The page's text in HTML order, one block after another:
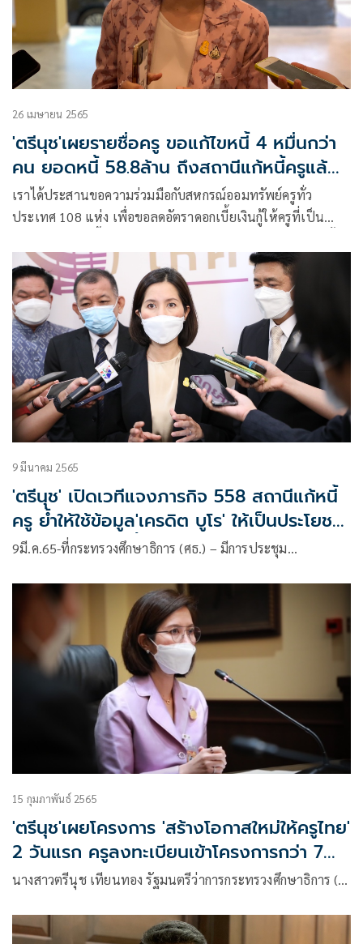
26 เมษายน 2565
'ตรีนุช'เผยรายชื่อครู ขอแก้ไขหนี้ 4 หมื่นกว่า
คน ยอดหนี้ 58.8ล้าน ถึงสถานีแก้หนี้ครูแล้ว
เร่งประสานสถาบันการเงินช่วยเหลือ
เราได้ประสานขอความร่วมมือกับสหกรณ์ออมทรัพย์ครูทั่ว
ประเทศ 108 แห่ง เพื่อขอลดอัตราดอกเบี้ยเงินกู้ให้ครูที่เป็น
สิ้น 70 แห่ง สามารถลดดอกเบี้ยลงได้ระหว่างร้อยละ 0.05-1.0 มี
ครูที่ได้รับผลประโยชน์ 463,072 ราย สามารถส่งเงินคืนกลับเข้า
กระเป๋าคุณครู 2,262 ล้านบาท
9 มีนาคม 2565
'ตรีนุช' เปิดเวทีแจงภารกิจ 558 สถานีแก้หนี้
ครู ย้ำให้ใช้ข้อมูล'เครดิต บูโร' ให้เป็นประโยชน์
ควบคุมการก่อหนี้ ไม่เกิน70% ของรายได้
9มี.ค.65-ที่กระทรวงศึกษาธิการ (ศธ.) – มีการประชุม…
15 กุมภาพันธ์ 2565
'ตรีนุช'เผยโครงการ 'สร้างโอกาสใหม่ให้ครูไทย'
2 วันแรก ครูลงทะเบียนเข้าโครงการกว่า 7
พันราย
นางสาวตรีนุช เทียนทอง รัฐมนตรีว่าการกระทรวงศึกษาธิการ (…